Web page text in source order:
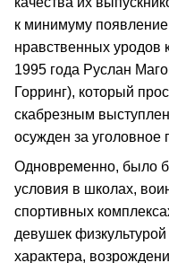
к минимуму
нравственных уродов
1995 года Руслан
Горринг), который
скабрезным
осужден за уголовное
Одновременно, было
условия в школах,
спортивных
девушек
характера,